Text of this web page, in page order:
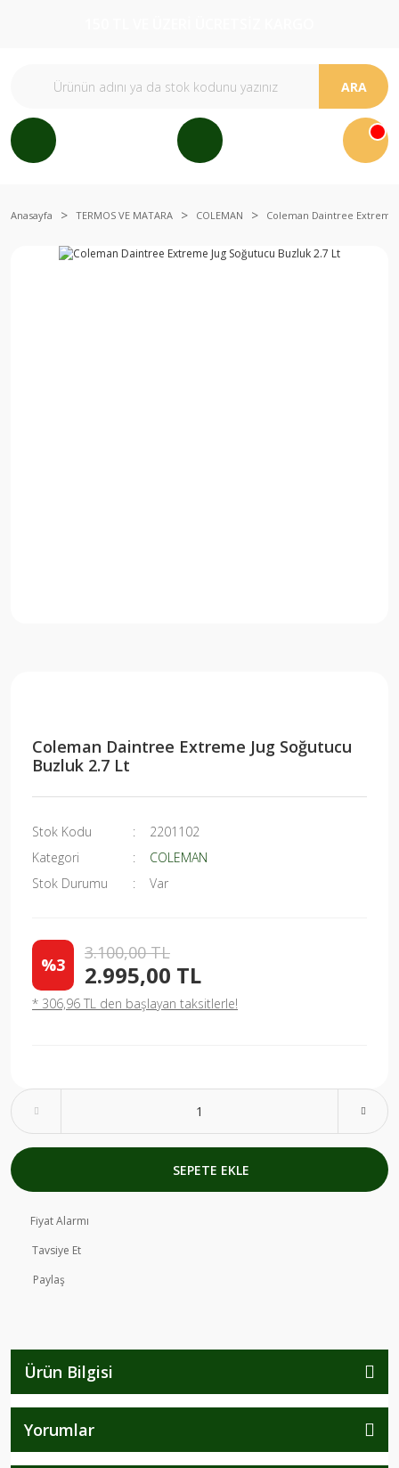
ARA
Anasayfa TERMOS VE MATARA COLEMAN Coleman Daintree Extreme
Coleman Daintree Extreme Jug Soğutucu
Buzluk 2.7 Lt
Stok Kodu
2201102
Kategori
COLEMAN
Stok Durumu
Var
%3
3.100,00 TL
2.995,00 TL
* 306,96 TL den başlayan taksitlerle!
SEPETE EKLE
Fiyat Alarmı
Tavsiye Et
Paylaş
Ürün Bilgisi
Yorumlar